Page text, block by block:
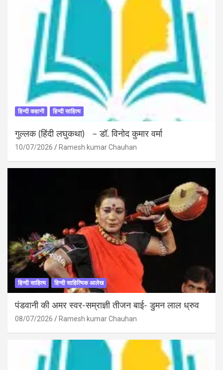
हिन्दी कहानी हिन्दी साहित्य
गुल्लक (हिंदी लघुकथा) – डॉ. विनोद कुमार वर्मा
10/07/2026 Ramesh kumar Chauhan
हिन्दी साहित्य हिन्दी साहित्यिक आलेख
पंडवानी की अमर स्वर-सम्राज्ञी तीजन बाई- डुमन लाल ध्रुव
08/07/2026 Ramesh kumar Chauhan